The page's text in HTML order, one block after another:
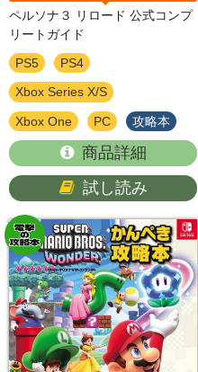
ペルソナ３ リロード 公式コンプ
リートガイド
PS5 PS4
Xbox Series X/S
Xbox One PC 攻略本
商品詳細
試し読み